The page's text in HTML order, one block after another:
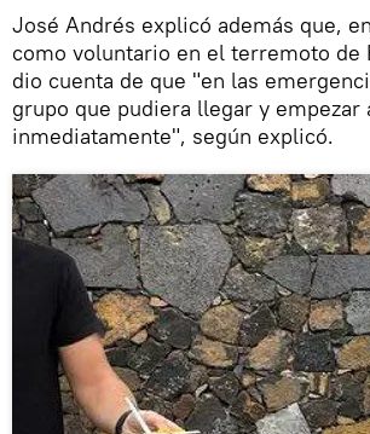
José Andrés explicó además que,
como voluntario en el terremoto de
dio cuenta de que "en las
grupo que pudiera llegar y empezar
inmediatamente", según explicó.